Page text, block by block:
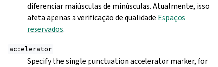
diferenciar maiúsculas de minúsculas. Atualmente, isso
afeta apenas a verificação de qualidade Espaços
reservados.
accelerator
Specify the single punctuation accelerator marker, for